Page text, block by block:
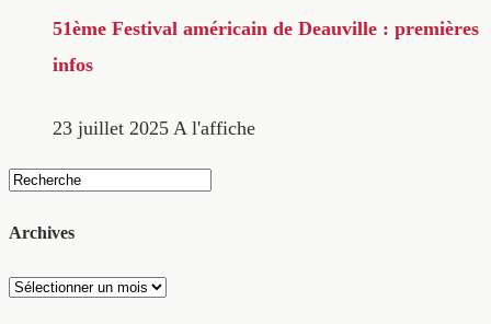
51ème Festival américain de Deauville : premières
infos
23 juillet 2025 A l'affiche
Archives
Archives